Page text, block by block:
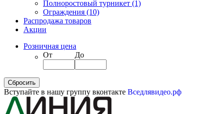
Полноростовый турникет (1)
Ограждения (10)
Распродажа товаров
Акции
Розничная цена
От
До
Вступайте в нашу группу вконтакте Вседлявидео.рф